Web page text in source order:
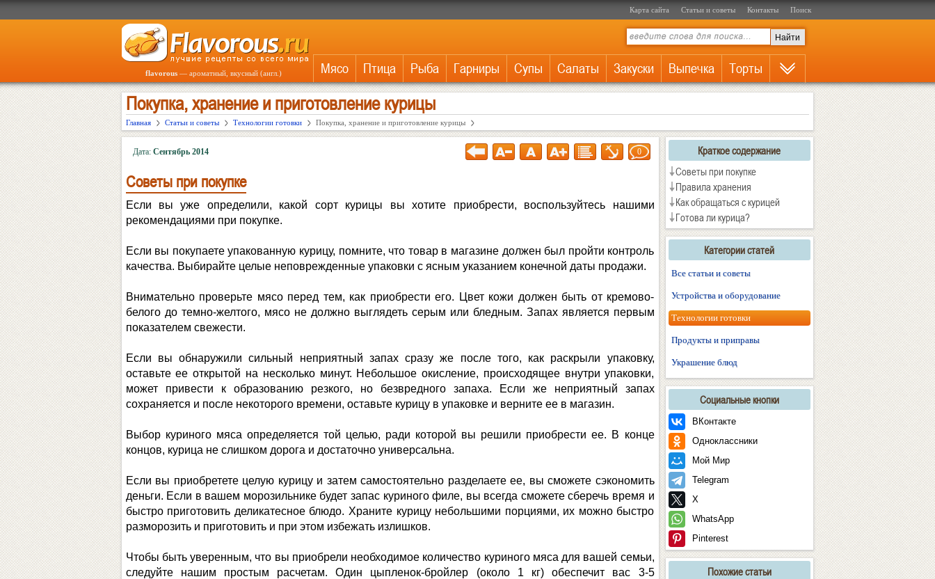
Карта сайта Статьи и советы Контакты Поиск
flavorous— ароматный, вкусный (англ.) Мясо Птица Рыба Гарниры Супы Салаты Закуски Выпечка Торты
Покупка, хранение и приготовление курицы
Главная Статьи и советы Технологии готовки Покупка, хранение и приготовление курицы
Дата: Сентябрь 2014 0
Советы при покупке
Если вы уже определили, какой сорт курицы вы хотите приобрести, воспользуйтесь нашими
рекомендациями при покупке.
Если вы покупаете упакованную курицу, помните, что товар в магазине должен был пройти контроль
качества. Выбирайте целые неповрежденные упаковки с ясным указанием конечной даты продажи.
Внимательно проверьте мясо перед тем, как приобрести его. Цвет кожи должен быть от кремово-
белого до темно-желтого, мясо не должно выглядеть серым или бледным. Запах является первым
показателем свежести.
Если вы обнаружили сильный неприятный запах сразу же после того, как раскрыли упаковку,
оставьте ее открытой на несколько минут. Небольшое окисление, происходящее внутри упаковки,
может привести к образованию резкого, но безвредного запаха. Если же неприятный запах
сохраняется и после некоторого времени, оставьте курицу в упаковке и верните ее в магазин.
Выбор куриного мяса определяется той целью, ради которой вы решили приобрести ее. В конце
концов, курица не слишком дорога и достаточно универсальна.
Если вы приобретете целую курицу и затем самостоятельно разделаете ее, вы сможете сэкономить
деньги. Если в вашем морозильнике будет запас куриного филе, вы всегда сможете сберечь время и
быстро приготовить деликатесное блюдо. Храните курицу небольшими порциями, их можно быстро
разморозить и приготовить и при этом избежать излишков.
Чтобы быть уверенным, что вы приобрели необходимое количество куриного мяса для вашей семьи,
следуйте нашим простым расчетам. Один цыпленок-бройлер (около 1 кг) обеспечит вас 3-5
Краткое содержание
Советы при покупке
Правила хранения
Как обращаться с курицей
Готова ли курица?
Категории статей
Все статьи и советы
Устройства и оборудование
Технологии готовки
Продукты и приправы
Украшение блюд
Социальные кнопки
ВКонтакте
Одноклассники
Мой Мир
Telegram
X
WhatsApp
Pinterest
Похожие статьи